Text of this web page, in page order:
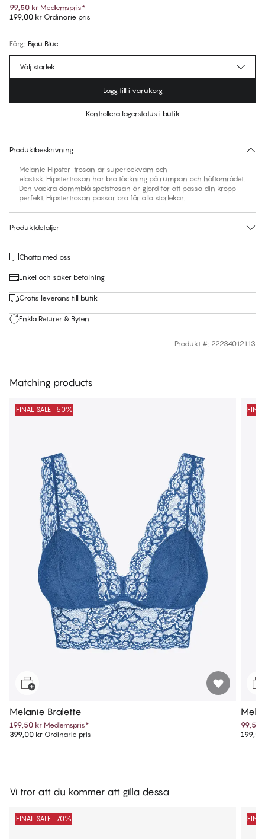
99,50 kr Medlemspris*
199,00 kr Ordinarie pris
Färg: Bijou Blue
Ingen storlek föreslås för den här produkten
Välj storlek
Lägg till i varukorg
Kontrollera lagerstatus i butik
Produktbeskrivning
Melanie Hipster-trosan är superbekväm och
elastisk. Hipstertrosan har bra täckning på rumpan och höftområdet.
Den vackra dammblå spetstrosan är gjord för att passa din kropp
perfekt. Hipstertrosan passar bra för alla storlekar.
Produktdetaljer
Chatta med oss
Enkel och säker betalning
Gratis leverans till butik
Enkla Returer & Byten
Produkt #: 22234012113
Matching products
FINAL SALE -50%
Melanie Bralette
199,50 kr Medlemspris*
399,00 kr Ordinarie pris
99,50
Vi tror att du kommer att gilla dessa
FINAL SALE -70%